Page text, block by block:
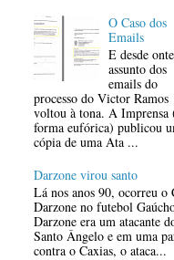
O Caso dos
Emails
E desde
assunto dos
emails do
processo do Victor Ramos
voltou à tona. A Imprensa
forma eufórica) publicou
cópia de uma Ata ...
Darzone virou santo
Lá nos anos 90, ocorreu o
Darzone no futebol
Darzone era um atacante
Santo Ângelo e em uma
contra o Caxias, o ataca...